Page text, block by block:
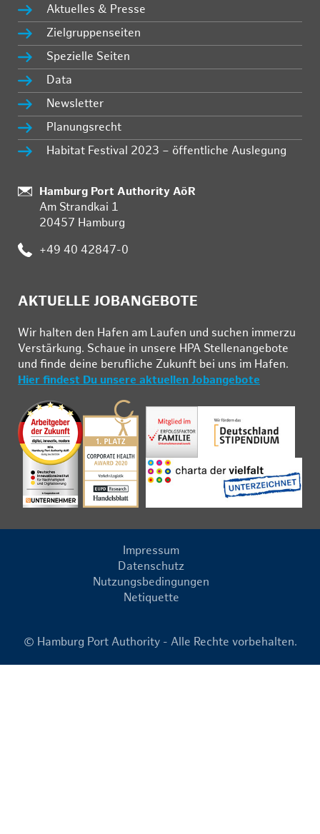
Aktuelles & Presse
Zielgruppenseiten
Spezielle Seiten
Data
Newsletter
Planungsrecht
Habitat Festival 2023 – öffentliche Auslegung
:
Hamburg Port Authority AöR
Am Strandkai 1
20457 Hamburg
: +49 40 42847-0
AKTUELLE JOBANGEBOTE
Wir hal­ten den Ha­fen am Lau­fen und su­chen im­mer­zu
Ver­stär­kung. Schau­e in un­se­re HPA Stel­len­an­ge­bo­te
und fin­de deine be­ruf­li­che Zu­kunft bei uns im Ha­fen.
Hier findest Du unsere aktuellen Jobangebote
Impressum
Datenschutz
Nutzungsbedingungen
Netiquette
© Hamburg Port Authority - Alle Rechte vorbehalten.